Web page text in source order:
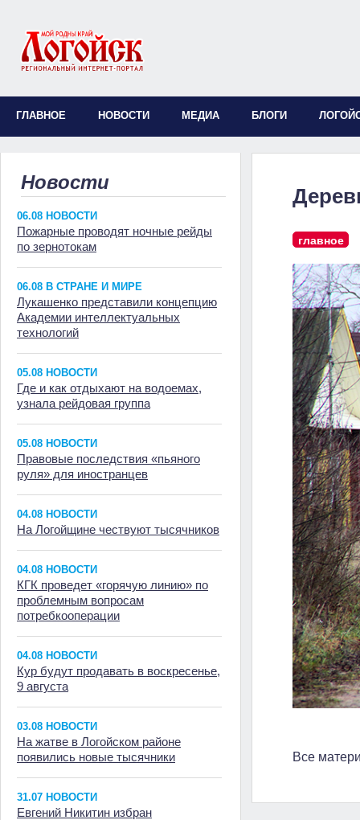
ГЛАВНОЕ НОВОСТИ МЕДИА БЛОГИ
Новости
06.08 НОВОСТИ
Пожарные проводят ночные рейды
по зернотокам
06.08 В СТРАНЕ И МИРЕ
Лукашенко представили концепцию
Академии интеллектуальных
технологий
05.08 НОВОСТИ
Где и как отдыхают на водоемах,
узнала рейдовая группа
05.08 НОВОСТИ
Правовые последствия «пьяного
руля» для иностранцев
04.08 НОВОСТИ
На Логойщине чествуют тысячников
04.08 НОВОСТИ
КГК проведет «горячую линию» по
проблемным вопросам
потребкооперации
04.08 НОВОСТИ
Кур будут продавать в воскресенье,
9 августа
03.08 НОВОСТИ
На жатве в Логойском районе
появились новые тысячники
31.07 НОВОСТИ
Евгений Никитин избран
главное
Все